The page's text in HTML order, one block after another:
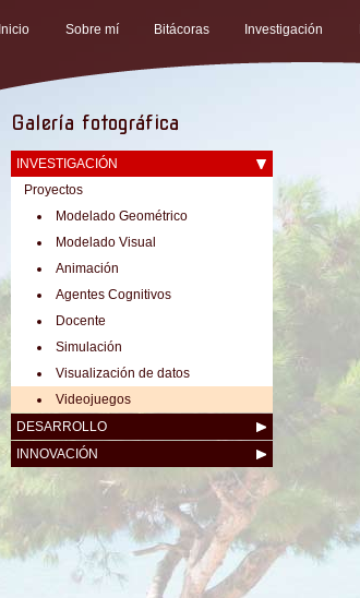
Inicio Sobre mí Bitácoras Investigación
Galería fotográfica
INVESTIGACIÓN
Proyectos
Modelado Geométrico
Modelado Visual
Animación
Agentes Cognitivos
Docente
Simulación
Visualización de datos
Videojuegos
DESARROLLO
INNOVACIÓN